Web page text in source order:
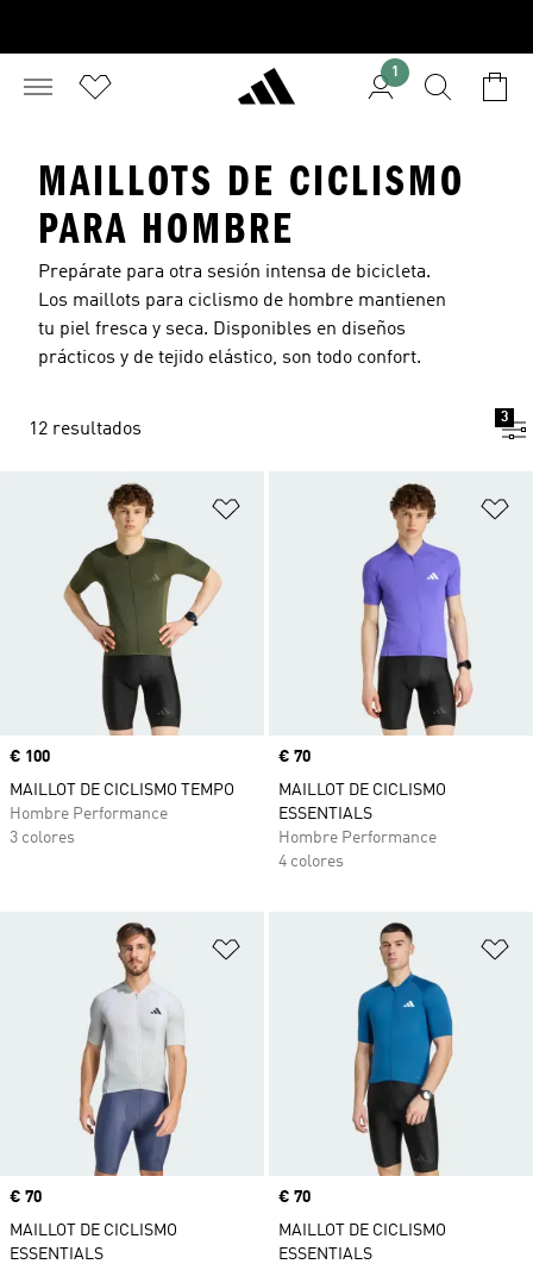
1
MAILLOTS DE CICLISMO
PARA HOMBRE
Prepárate para otra sesión intensa de bicicleta.
Los maillots para ciclismo de hombre mantienen
tu piel fresca y seca. Disponibles en diseños
prácticos y de tejido elástico, son todo confort.
12 resultados
3
Añadir a la lista de deseos
Precio
€ 100
MAILLOT DE CICLISMO TEMPO
Hombre Performance
3 colores
Precio
€ 70
MAILLOT DE CICLISMO
ESSENTIALS
Hombre Performance
4 colores
Añadir a la lista de deseos
Precio
€ 70
MAILLOT DE CICLISMO
ESSENTIALS
Precio
€ 70
MAILLOT DE CICLISMO
ESSENTIALS